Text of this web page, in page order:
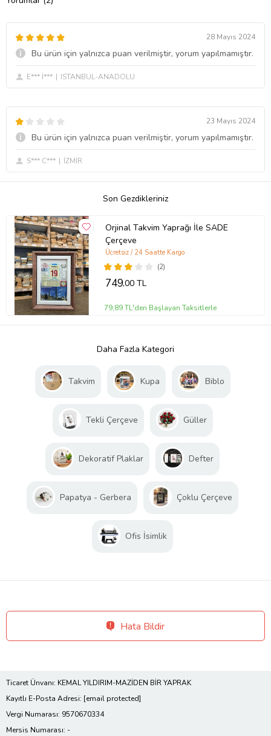
28 Mayıs 2024
Bu ürün için yalnızca puan verilmiştir, yorum yapılmamıştır.
E*** İ*** ISTANBUL-ANADOLU
23 Mayıs 2024
Bu ürün için yalnızca puan verilmiştir, yorum yapılmamıştır.
S*** C*** İZMİR
Son Gezdikleriniz
Orjinal Takvim Yaprağı İle SADE
Çerçeve
(2)
Ücretsiz / 24 Saatte Kargo
749,00 TL
79,89 TL'den Başlayan Taksitlerle
Daha Fazla Kategori
Takvim Kupa Biblo
Tekli Çerçeve Güller
Dekoratif Plaklar Defter
Papatya - Gerbera Çoklu Çerçeve
Ofis İsimlik
Hata Bildir
Ticaret Ünvanı: KEMAL YILDIRIM-MAZİDEN BİR YAPRAK
Kayıtlı E-Posta Adresi: [email protected]
Vergi Numarası: 9570670334
Mersis Numarası: -